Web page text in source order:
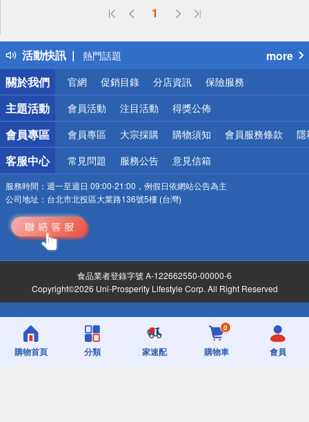
1
活動快訊
偏遠地區配送
得獎公告
熱門話題
銀行優惠
偏遠地區配送
詐騙網頁！請小心！
more
關於我們
官網 促銷目錄 分店資訊 保險服務
主題活動 會員活動 注目活動 得獎公佈
會員專區 會員專區 大宗採購 購物須知 會員服務條款 隱
客服中心 常見問題 服務公告 意見信箱
服務時間： 週一至週日 09:00-21:00，例假日依網站公告為主
公司地址： 台北市北投區大業路136號5樓 (台灣)
食品業者登錄字號 A-122662550-00000-6
Copyright©2026 Uni-Prosperity Lifestyle Corp. All Right Reserved
購物首頁 分類 家速配
0
購物車 會員